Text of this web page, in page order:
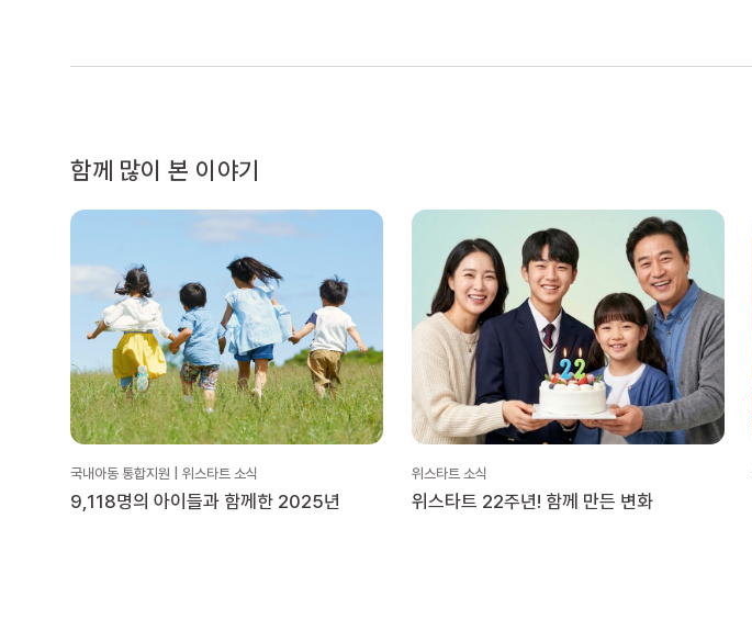
함께 많이 본 이야기
국내아동 통합지원 | 위스타트 소식
9,118명의 아이들과 함께한 2025년
위스타트 소식
위스타트 22주년! 함께 만든 변화